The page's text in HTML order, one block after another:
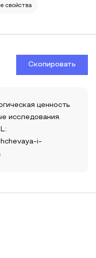
свойства
Скопировать
ценность
исследования.
i-